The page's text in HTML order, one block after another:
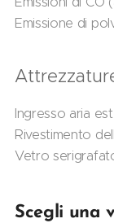
Emissione di
Ingresso aria
Rivestimento
Vetro
Scegli una